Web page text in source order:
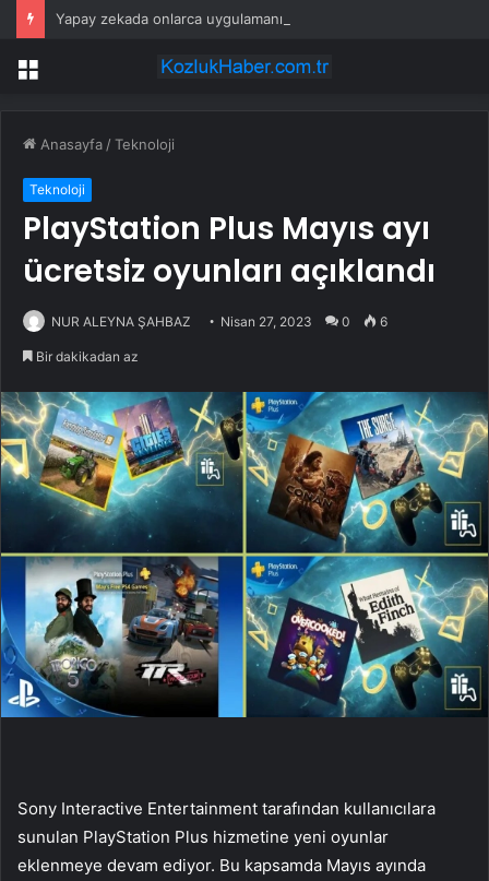
Menü
Anasayfa /Teknoloji
Teknoloji
PlayStation Plus Mayıs ayı
ücretsiz oyunları açıklandı
NUR ALEYNA ŞAHBAZ Nisan 27, 2023 0 6
Bir dakikadan az
Sony Interactive Entertainment tarafından kullanıcılara
sunulan PlayStation Plus hizmetine yeni oyunlar
eklenmeye devam ediyor. Bu kapsamda Mayıs ayında